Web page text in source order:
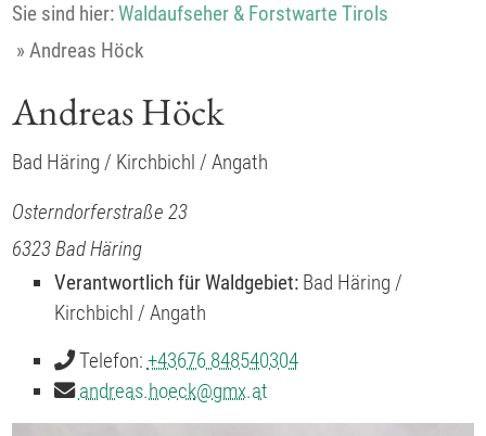
Sie sind hier:Waldaufseher & Forstwarte Tirols
»Andreas Höck
Andreas Höck
Bad Häring / Kirchbichl / Angath
Osterndorferstraße 23
6323Bad Häring
Verantwortlich für Waldgebiet:Bad Häring /
Kirchbichl / Angath
Telefon: +43676 848540304
andreas.hoeck@gmx.at